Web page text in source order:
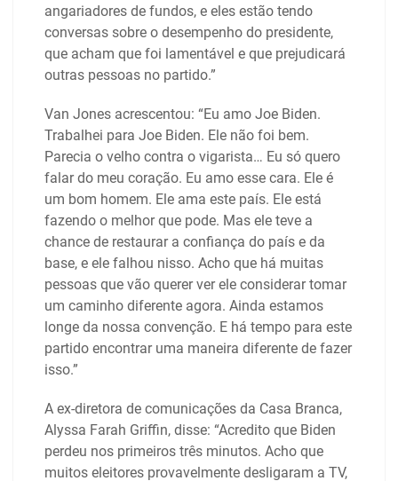
angariadores de fundos, e eles estão tendo
conversas sobre o desempenho do presidente,
que acham que foi lamentável e que prejudicará
outras pessoas no partido.”
Van Jones acrescentou: “Eu amo Joe Biden.
Trabalhei para Joe Biden. Ele não foi bem.
Parecia o velho contra o vigarista… Eu só quero
falar do meu coração. Eu amo esse cara. Ele é
um bom homem. Ele ama este país. Ele está
fazendo o melhor que pode. Mas ele teve a
chance de restaurar a confiança do país e da
base, e ele falhou nisso. Acho que há muitas
pessoas que vão querer ver ele considerar tomar
um caminho diferente agora. Ainda estamos
longe da nossa convenção. E há tempo para este
partido encontrar uma maneira diferente de fazer
isso.”
A ex-diretora de comunicações da Casa Branca,
Alyssa Farah Griffin, disse: “Acredito que Biden
perdeu nos primeiros três minutos. Acho que
muitos eleitores provavelmente desligaram a TV,